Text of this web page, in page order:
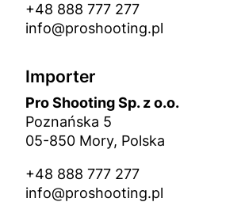
+48 888 777 277
info@proshooting.pl
Importer
Pro Shooting Sp. z o.o.
Poznańska 5
05-850 Mory, Polska
+48 888 777 277
info@proshooting.pl